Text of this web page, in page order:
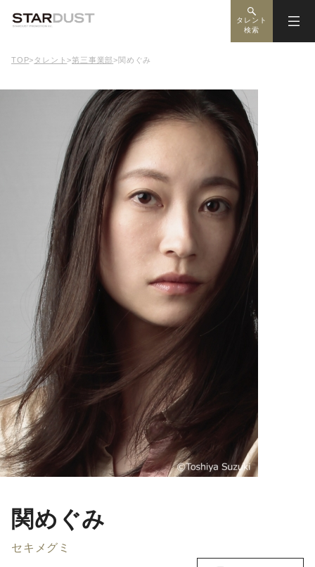
タレント
検索
TOP> タレント>第三事業部>関めぐみ
関めぐみ
セキメグミ